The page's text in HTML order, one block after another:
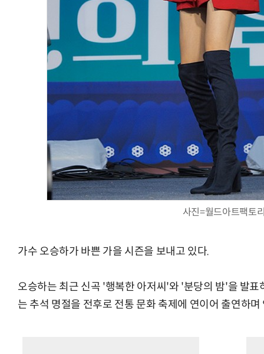
사진=월드아트팩토
가수 오승하가 바쁜 가을 시즌을 보내고 있다.
오승하는 최근 신곡 '행복한 아저씨'와 '분당의 밤'을 발
는 추석 명절을 전후로 전통 문화 축제에 연이어 출연하